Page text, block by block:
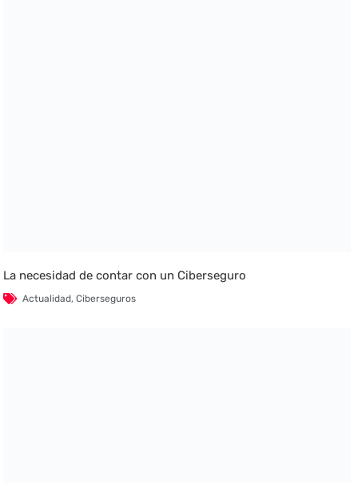
La necesidad de contar con un Ciberseguro
Actualidad,Ciberseguros